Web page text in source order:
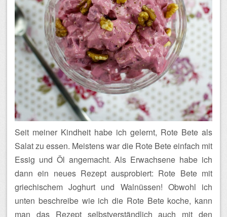
Seit meiner Kindheit habe ich gelernt, Rote Bete als
Salat zu essen. Meistens war die Rote Bete einfach mit
Essig und Öl angemacht. Als Erwachsene habe ich
dann ein neues Rezept ausprobiert: Rote Bete mit
griechischem Joghurt und Walnüssen! Obwohl ich
unten beschreibe wie ich die Rote Bete koche, kann
man das Rezept selbstverständlich auch mit den